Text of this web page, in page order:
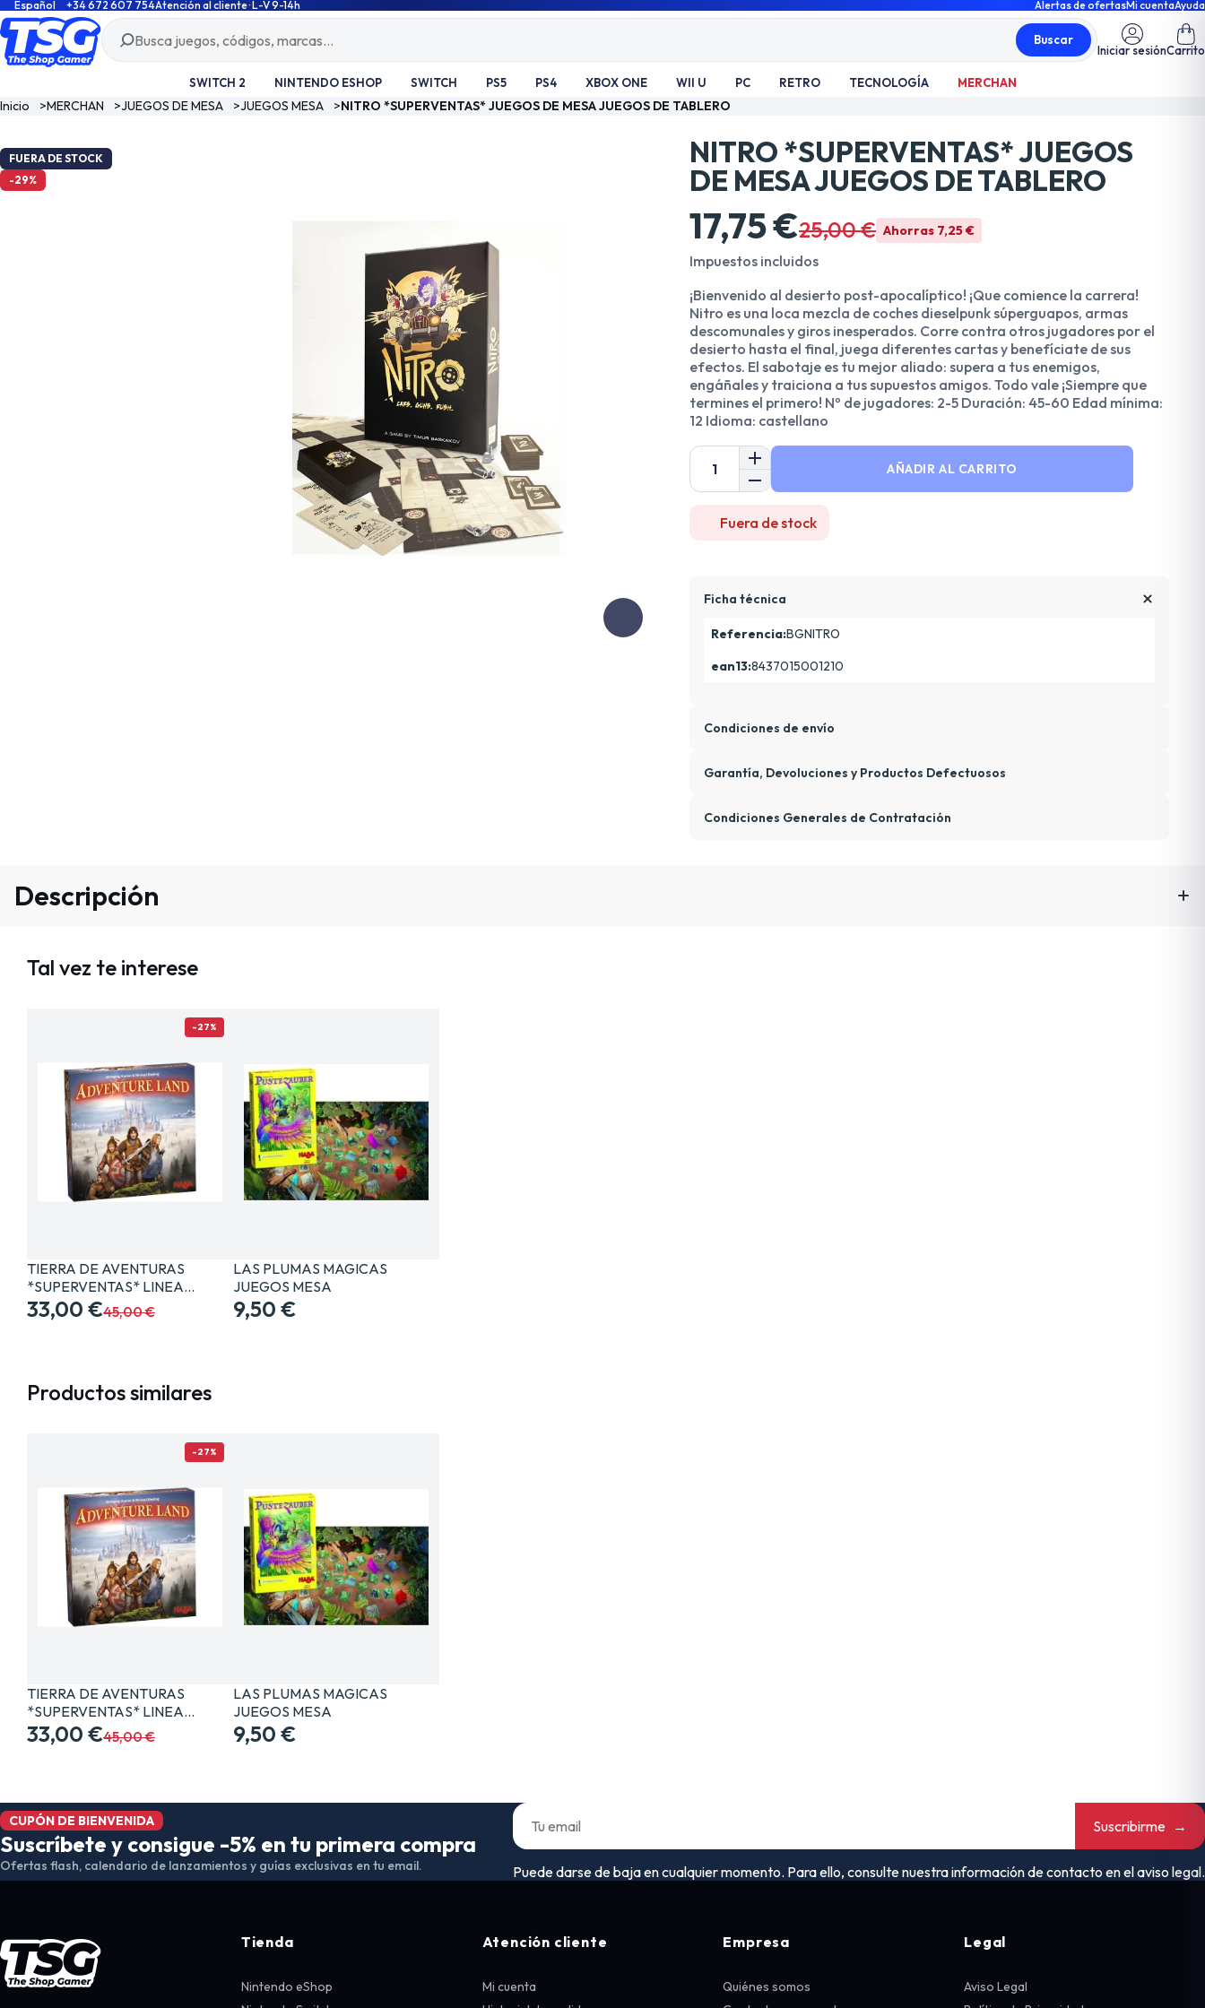
Español +34 672 607 754Atención al cliente · L-V 9-14h Alertas de ofertasMi cuentaAyuda
Buscar
Iniciar sesiónCarrito
SWITCH 2 NINTENDO ESHOP SWITCH PS5 PS4 XBOX ONE WII U PC RETRO TECNOLOGÍA MERCHAN
Inicio >MERCHAN >JUEGOS DE MESA >JUEGOS MESA >NITRO *SUPERVENTAS* JUEGOS DE MESA JUEGOS DE TABLERO
FUERA DE STOCK
-29%
NITRO *SUPERVENTAS* JUEGOS
DE MESA JUEGOS DE TABLERO
17,75 €25,00 € Ahorras 7,25 €
Impuestos incluidos
¡Bienvenido al desierto post-apocalíptico! ¡Que comience la carrera!
Nitro es una loca mezcla de coches dieselpunk súperguapos, armas
descomunales y giros inesperados. Corre contra otros jugadores por el
desierto hasta el final, juega diferentes cartas y benefíciate de sus
efectos. El sabotaje es tu mejor aliado: supera a tus enemigos,
engáñales y traiciona a tus supuestos amigos. Todo vale ¡Siempre que
termines el primero! Nº de jugadores: 2-5 Duración: 45-60 Edad mínima:
12 Idioma: castellano
AÑADIR AL CARRITO
Fuera de stock
Ficha técnica
Referencia:BGNITRO
ean13:8437015001210
Condiciones de envío
Garantía, Devoluciones y Productos Defectuosos
Condiciones Generales de Contratación
Descripción
Tal vez te interese
-27%
TIERRA DE AVENTURAS
*SUPERVENTAS* LINEA…
33,00 €45,00 €
LAS PLUMAS MAGICAS
JUEGOS MESA
9,50 €
Productos similares
-27%
TIERRA DE AVENTURAS
*SUPERVENTAS* LINEA…
33,00 €45,00 €
LAS PLUMAS MAGICAS
JUEGOS MESA
9,50 €
CUPÓN DE BIENVENIDA
Suscríbete y consigue -5% en tu primera compra
Ofertas flash, calendario de lanzamientos y guías exclusivas en tu email.
Suscribirme →
Puede darse de baja en cualquier momento. Para ello, consulte nuestra información de contacto en el aviso legal.
Tienda
Nintendo eShop
Atención cliente
Mi cuenta
Empresa
Quiénes somos
Legal
Aviso Legal